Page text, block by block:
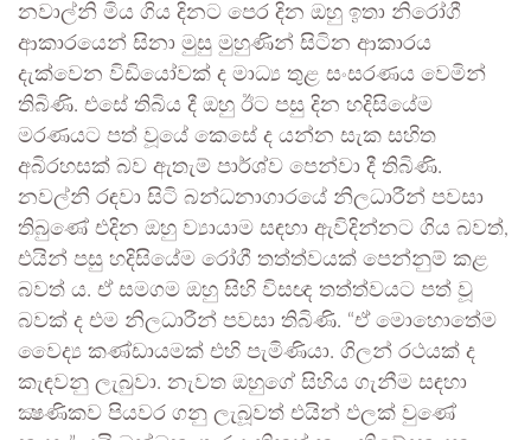
නවාල්නි මිය ගිය දිනට පෙර දින ඔහු ඉතා නිරෝගී
ආකාරයෙන් සිනා මුසු මුහුණින් සිටින ආකාරය
දැක්වෙන විඩියෝවක් ද මාධ්‍ය තුළ සංසරණය වෙමින්
තිබිණි. එසේ තිබිය දී ඔහු ඊට පසු දින හදිසියේම
මරණයට පත් වූයේ කෙසේ ද යන්න සැක සහිත
අබිරහසක් බව ඇතැම් පාර්ශ්ව පෙන්වා දී තිබිණි.
නවල්නි රඳවා සිටි බන්ධනාගාරයේ නිලධාරීන් පවසා
තිබුණේ එදින ඔහු ව්‍යායාම සඳහා ඇවිදින්නට ගිය බවත්,
එයින් පසු හදිසියේම රෝගී තත්ත්වයක් පෙන්නුම් කළ
බවත් ය. ඒ සමගම ඔහු සිහි විසඥ තත්ත්වයට පත් වූ
බවක් ද එම නිලධාරීන් පවසා තිබිණි. “ඒ මොහොතේම
වෛද්‍ය කණ්ඩායමක් එහි පැමිණියා. ගිලන් රථයක් ද
කැඳවනු ලැබුවා. නැවත ඔහුගේ සිහිය ගැනීම සඳහා
ක්‍ෂණිකව පියවර ගනු ලැබූවත් එයින් ඵලක් වුණේ